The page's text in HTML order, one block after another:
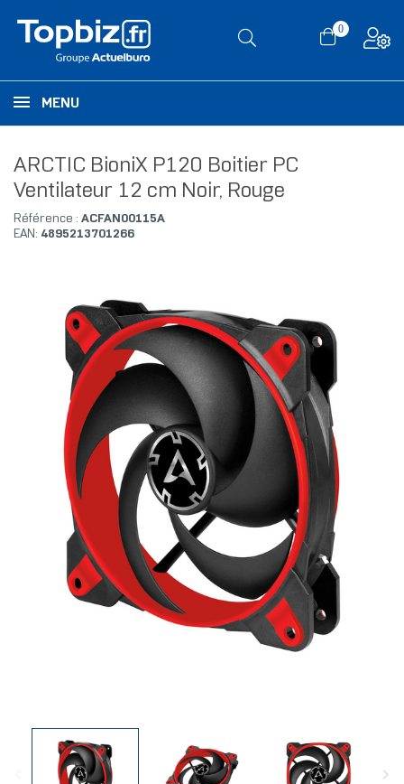
0
MENU
ARCTIC BioniX P120 Boitier PC
Ventilateur 12 cm Noir, Rouge
Référence : ACFAN00115A
EAN: 4895213701266